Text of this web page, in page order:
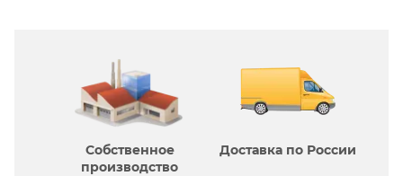
Собственное
производcтво
Доставка по России